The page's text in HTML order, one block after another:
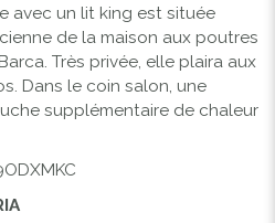
avec un lit king est située
de la maison aux poutres
Très privée, elle plaira aux
Dans le coin salon, une
supplémentaire de chaleur